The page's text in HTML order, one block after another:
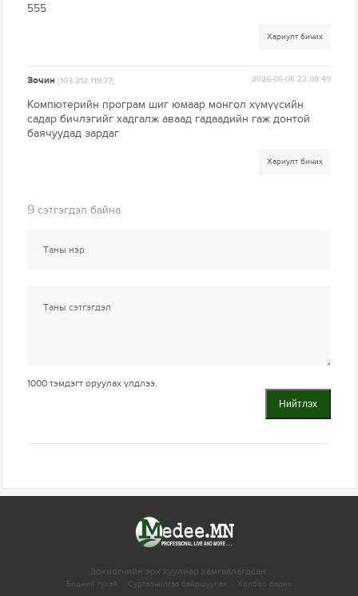
555
Хариулт бичих
Зочин[103.212.119.77] 2026-06-06 22:08:49
Компютерийн програм шиг юмаар монгол хүмүүсийн
садар бичлэгийг хадгалж аваад гадаадийн гаж донтой
баячуудад зардаг
Хариулт бичих
9 сэтгэгдэл байна
1000 тэмдэгт оруулах үлдлээ.
Нийтлэх
Зохиогчийн эрх хуулиар хамгаалагдсан.
Бидний тухай Сурталчилгаа байршуулах Холбоо барих